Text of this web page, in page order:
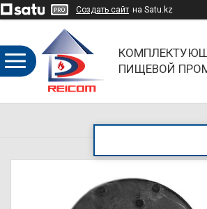
Создать сайт на Satu.kz
ПИЩЕВОЙ